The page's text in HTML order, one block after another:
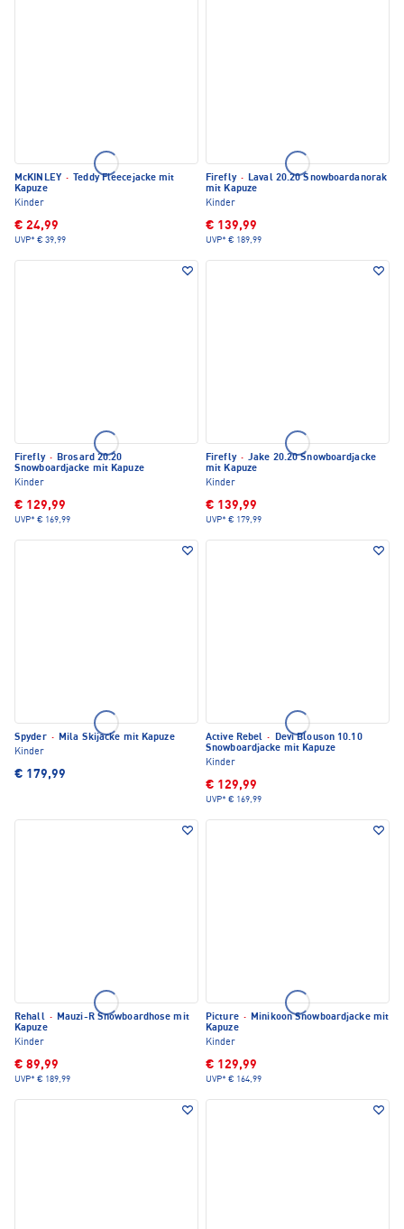
McKINLEY ·
Teddy Fleecejacke mit
Kapuze
Kinder
€ 24,99
UVP* € 39,99
Firefly · Laval 20.20 Snowboardanorak
mit Kapuze
Kinder
€ 139,99
UVP* € 189,99
Firefly · Brosard 20.20
Snowboardjacke mit Kapuze
Kinder
€ 129,99
UVP* € 169,99
Firefly · Jake 20.20 Snowboardjacke
mit Kapuze
Kinder
€ 139,99
UVP* € 179,99
Spyder · Mila Skijacke mit Kapuze
Kinder
€ 179,99
Active Rebel ·
Devi Blouson 10.10
Snowboardjacke mit Kapuze
Kinder
€ 129,99
UVP* € 169,99
Rehall · Mauzi-R Snowboardhose mit
Kapuze
Kinder
€ 89,99
UVP* € 189,99
Picture · Minikoon Snowboardjacke mit
Kapuze
Kinder
€ 129,99
UVP* € 164,99